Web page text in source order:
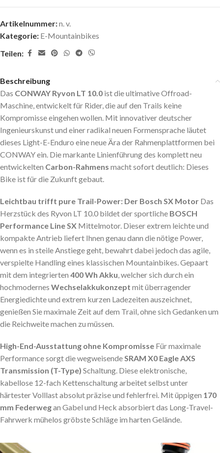
Artikelnummer:n. v.
Kategorie: E-Mountainbikes
Teilen:
Beschreibung
Das CONWAY Ryvon LT 10.0 ist die ultimative Offroad-
Maschine, entwickelt für Rider, die auf den Trails keine
Kompromisse eingehen wollen. Mit innovativer deutscher
Ingenieurskunst und einer radikal neuen Formensprache läutet
dieses Light-E-Enduro eine neue Ära der Rahmenplattformen bei
CONWAY ein. Die markante Linienführung des komplett neu
entwickelten Carbon-Rahmens macht sofort deutlich: Dieses
Bike ist für die Zukunft gebaut.
Leichtbau trifft pure Trail-Power: Der Bosch SX Motor Das
Herzstück des Ryvon LT 10.0 bildet der sportliche BOSCH
Performance Line SX Mittelmotor. Dieser extrem leichte und
kompakte Antrieb liefert Ihnen genau dann die nötige Power,
wenn es in steile Anstiege geht, bewahrt dabei jedoch das agile,
verspielte Handling eines klassischen Mountainbikes. Gepaart
mit dem integrierten 400 Wh Akku, welcher sich durch ein
hochmodernes Wechselakkukonzept mit überragender
Energiedichte und extrem kurzen Ladezeiten auszeichnet,
genießen Sie maximale Zeit auf dem Trail, ohne sich Gedanken um
die Reichweite machen zu müssen.
High-End-Ausstattung ohne Kompromisse Für maximale
Performance sorgt die wegweisendeSRAM X0 Eagle AXS
Transmission (T-Type) Schaltung. Diese elektronische,
kabellose 12-fach Kettenschaltung arbeitet selbst unter
härtester Volllast absolut präzise und fehlerfrei. Mit üppigen 170
mm Federwegan Gabel und Heck absorbiert das Long-Travel-
Fahrwerk mühelos gröbste Schläge im harten Gelände.